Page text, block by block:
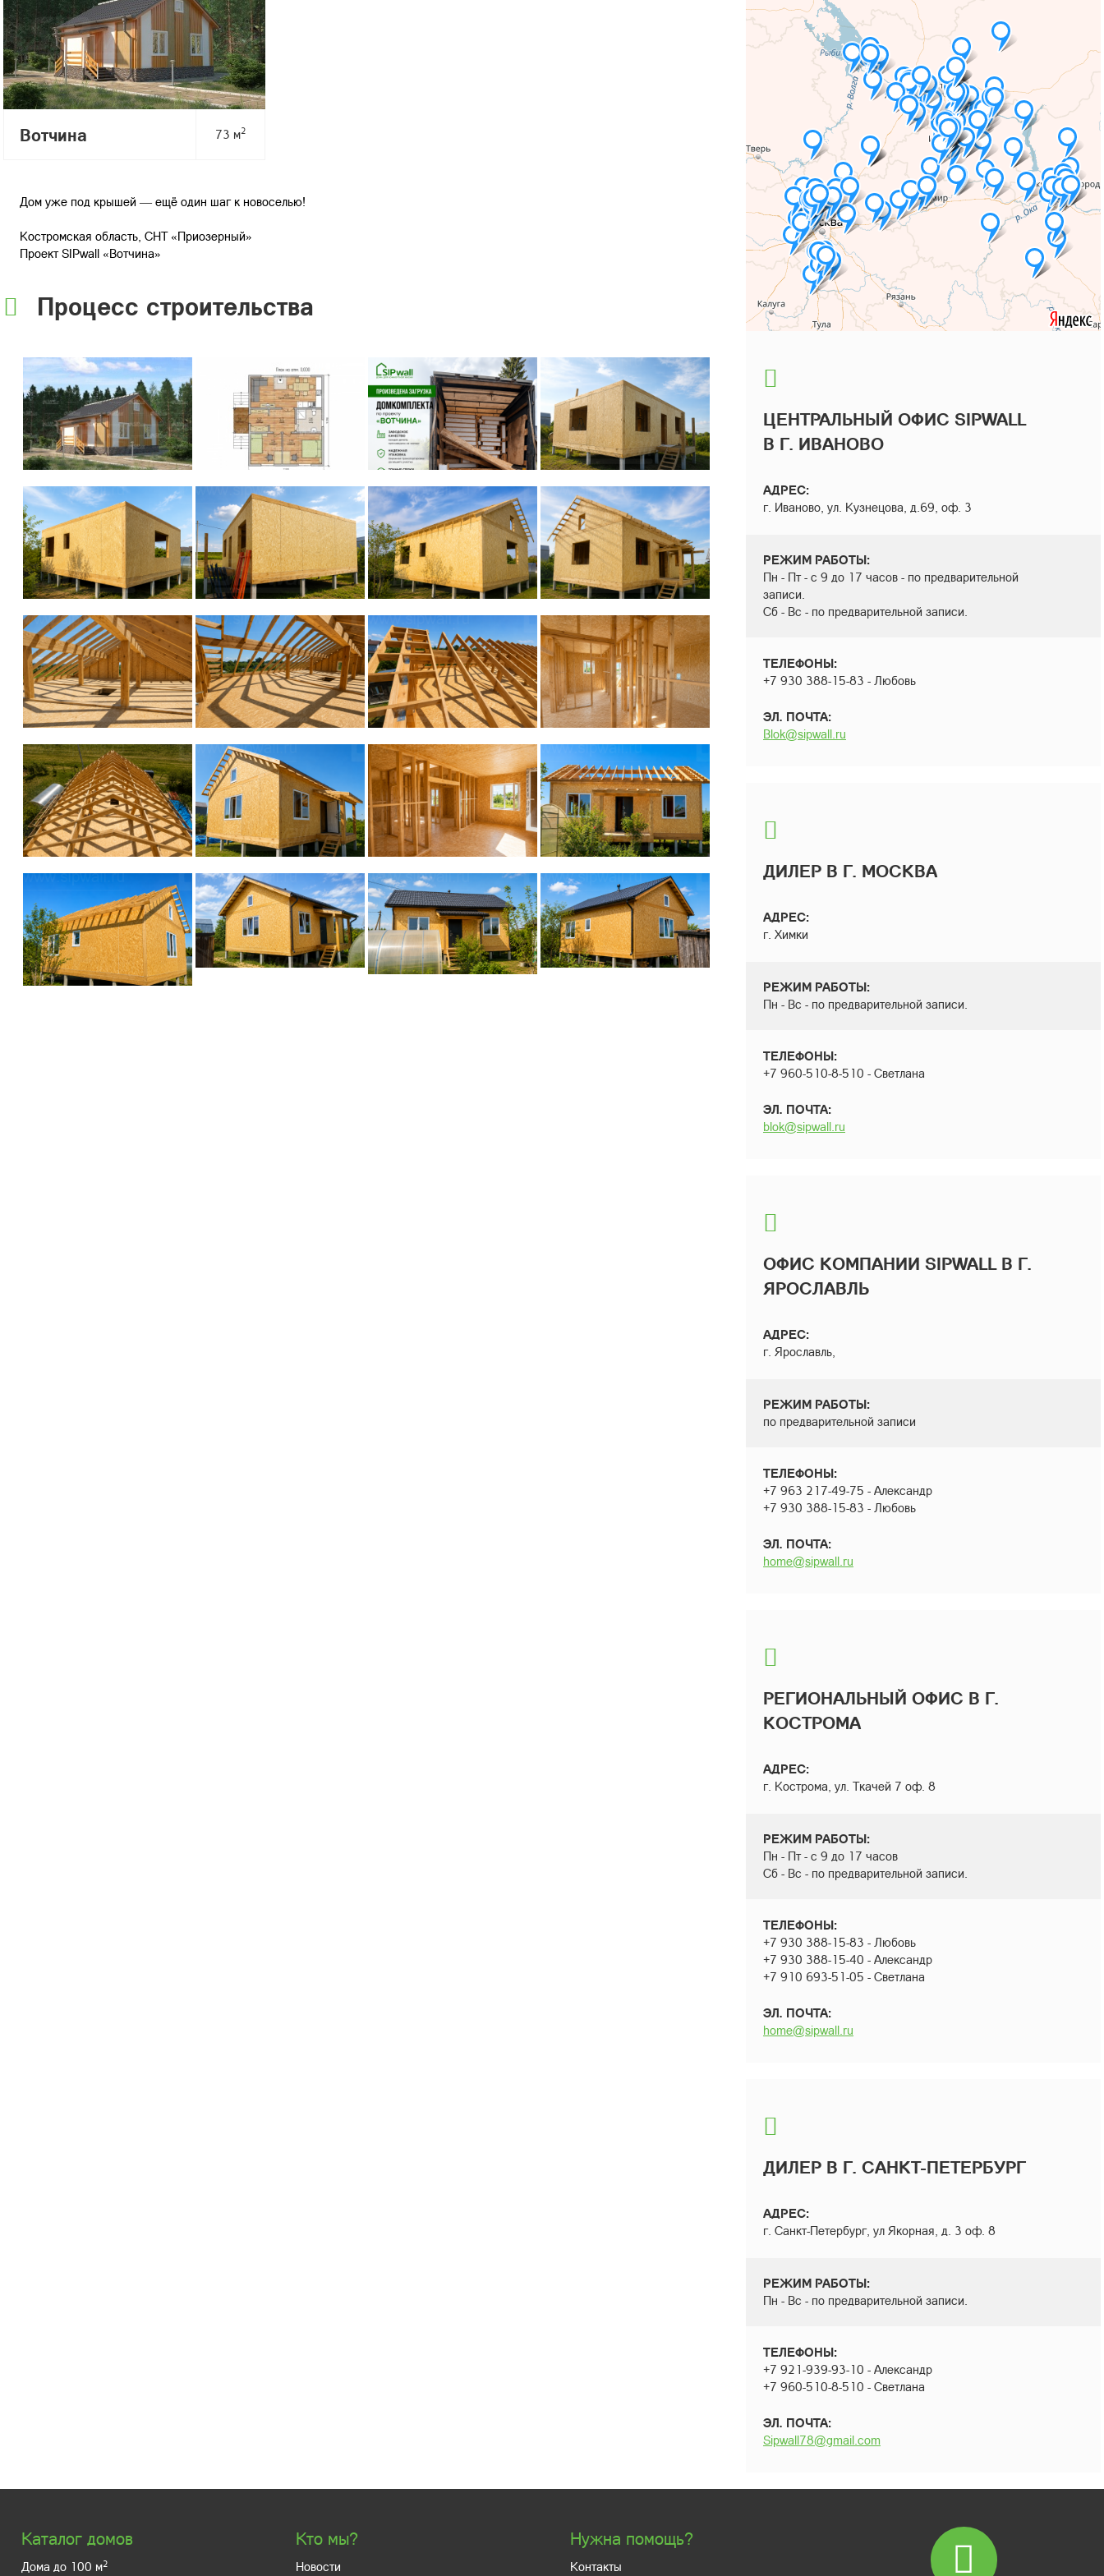
Вотчина 73 м2
Дом уже под крышей — ещё один шаг к новоселью!
Костромская область, СНТ «Приозерный»
Проект SIPwall «Вотчина»
Процесс строительства
ЦЕНТРАЛЬНЫЙ ОФИС SIPWALL
В Г. ИВАНОВО
АДРЕС:
г. Иваново, ул. Кузнецова, д.69, оф. 3
РЕЖИМ РАБОТЫ:
Пн - Пт - с 9 до 17 часов - по предварительной
записи.
Сб - Вс - по предварительной записи.
ТЕЛЕФОНЫ:
+7 930 388-15-83 - Любовь
ЭЛ. ПОЧТА:
Blok@sipwall.ru
ДИЛЕР В Г. МОСКВА
АДРЕС:
г. Химки
РЕЖИМ РАБОТЫ:
Пн - Вс - по предварительной записи.
ТЕЛЕФОНЫ:
+7 960-510-8-510 - Светлана
ЭЛ. ПОЧТА:
blok@sipwall.ru
ОФИС КОМПАНИИ SIPWALL В Г.
ЯРОСЛАВЛЬ
АДРЕС:
г. Ярославль,
РЕЖИМ РАБОТЫ:
по предварительной записи
ТЕЛЕФОНЫ:
+7 963 217-49-75 - Александр
+7 930 388-15-83 - Любовь
ЭЛ. ПОЧТА:
home@sipwall.ru
РЕГИОНАЛЬНЫЙ ОФИС В Г.
КОСТРОМА
АДРЕС:
г. Кострома, ул. Ткачей 7 оф. 8
РЕЖИМ РАБОТЫ:
Пн - Пт - с 9 до 17 часов
Сб - Вс - по предварительной записи.
ТЕЛЕФОНЫ:
+7 930 388-15-83 - Любовь
+7 930 388-15-40 - Александр
+7 910 693-51-05 - Светлана
ЭЛ. ПОЧТА:
home@sipwall.ru
ДИЛЕР В Г. САНКТ-ПЕТЕРБУРГ
АДРЕС:
г. Санкт-Петербург, ул Якорная, д. 3 оф. 8
РЕЖИМ РАБОТЫ:
Пн - Вс - по предварительной записи.
ТЕЛЕФОНЫ:
+7 921-939-93-10 - Александр
+7 960-510-8-510 - Светлана
ЭЛ. ПОЧТА:
Sipwall78@gmail.com
Каталог домов
Дома до 100 м2
Кто мы?
Новости
Нужна помощь?
Контакты